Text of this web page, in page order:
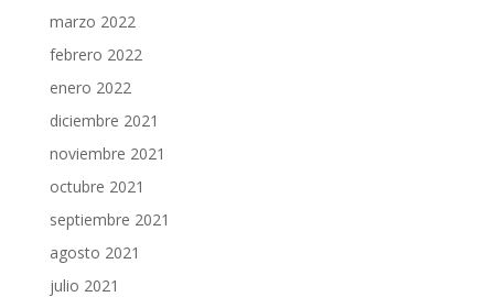
marzo 2022
febrero 2022
enero 2022
diciembre 2021
noviembre 2021
octubre 2021
septiembre 2021
agosto 2021
julio 2021